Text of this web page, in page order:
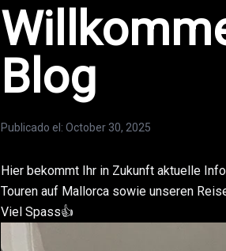
Blog
Publicado el : October 30, 2025
Hier bekommt Ihr in Zukunft aktuelle
Touren auf Mallorca sowie unseren
Viel Spass👍